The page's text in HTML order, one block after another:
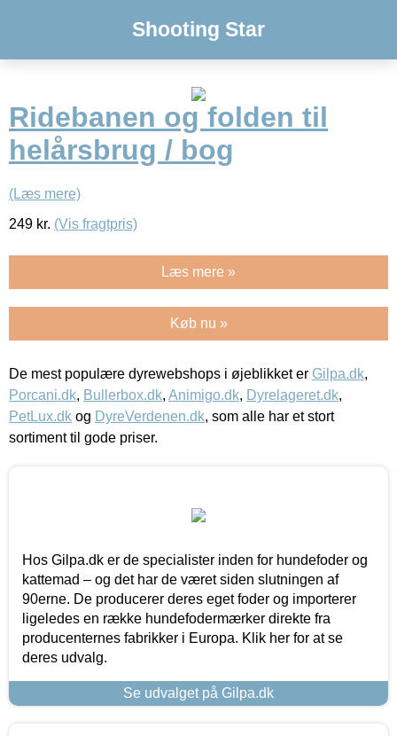
Shooting Star
Ridebanen og folden til
helårsbrug / bog
(Læs mere)
249 kr. (Vis fragtpris)
Læs mere »
Køb nu »
De mest populære dyrewebshops i øjeblikket er Gilpa.dk,
Porcani.dk, Bullerbox.dk, Animigo.dk, Dyrelageret.dk,
PetLux.dk og DyreVerdenen.dk, som alle har et stort
sortiment til gode priser.
Hos Gilpa.dk er de specialister inden for hundefoder og
kattemad – og det har de været siden slutningen af
90erne. De producerer deres eget foder og importerer
ligeledes en række hundefodermærker direkte fra
producenternes fabrikker i Europa. Klik her for at se
deres udvalg.
Se udvalget på Gilpa.dk